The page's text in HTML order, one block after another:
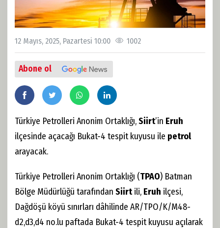
12 Mayıs, 2025, Pazartesi 10:00 1002
Abone ol
Türkiye Petrolleri Anonim Ortaklığı,Siirt’in Eruh
ilçesinde açacağı Bukat-4 tespit kuyusu ile petrol
arayacak.
Türkiye Petrolleri Anonim Ortaklığı (TPAO) Batman
Bölge Müdürlüğü tarafından Siirtili, Eruh ilçesi,
Dağdöşü köyü sınırları dâhilinde AR/TPO/K/M48-
d2,d3,d4 no.lu paftada Bukat-4 tespit kuyusu açılarak